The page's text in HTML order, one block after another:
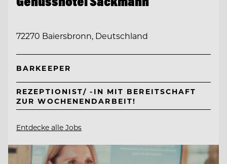
72270 Baiersbronn, Deutschland
BARKEEPER
REZEPTIONIST/ -IN MIT BEREITSCHAFT
ZUR WOCHENENDARBEIT!
Entdecke alle Jobs